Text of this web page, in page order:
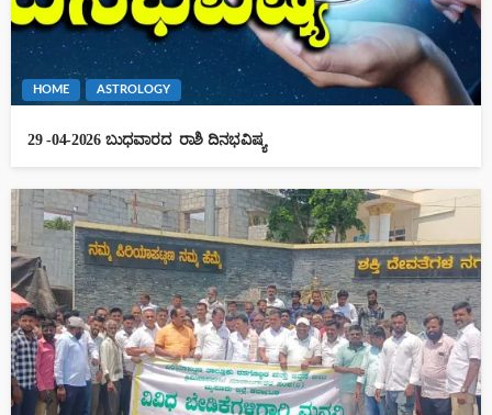
HOME ASTROLOGY
29 -04-2026 ಬುಧವಾರದ ರಾಶಿ ದಿನಭವಿಷ್ಯ